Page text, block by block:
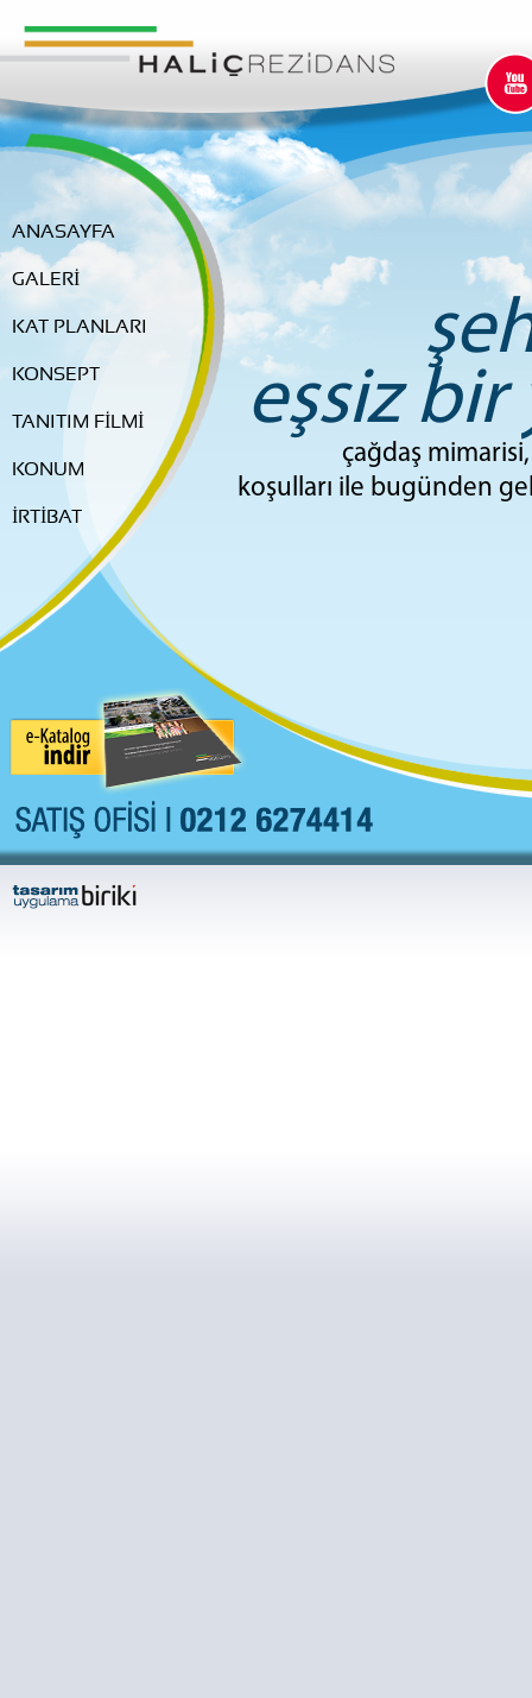
ANASAYFA
GALERİ
KAT PLANLARI
KONSEPT
TANITIM FİLMİ
KONUM
İRTİBAT
eşsiz bir
çağdaş mimarisi,
koşulları ile bugünden